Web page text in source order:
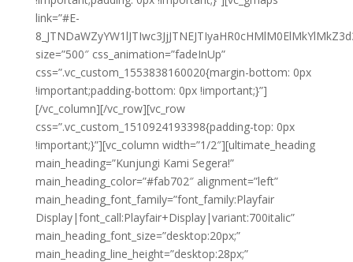
link=”#E-
size=”500″ css_animation=”fadeInUp”
css=”.vc_custom_1553838160020{margin-bottom: 0px
!important;padding-bottom: 0px !important;}”]
[/vc_column][/vc_row][vc_row
css=”.vc_custom_1510924193398{padding-top: 0px
!important;}”][vc_column width=”1/2″][ultimate_heading
main_heading=”Kunjungi Kami Segera!”
main_heading_color=”#fab702″ alignment=”left”
main_heading_font_family=”font_family:Playfair
Display|font_call:Playfair+Display|variant:700italic”
main_heading_font_size=”desktop:20px;”
main_heading_line_height=”desktop:28px;”